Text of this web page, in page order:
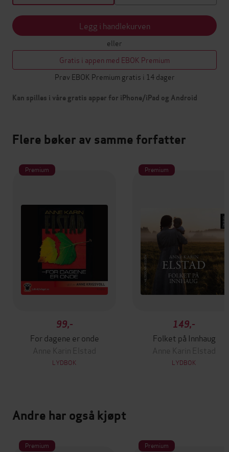
Legg i handlekurven
eller
Gratis i appen med EBOK Premium
Prøv EBOK Premium gratis i 14 dager
Kan spilles i våre gratis apper for iPhone/iPad og Android
Flere bøker av samme forfatter
Premium
99,-
For dagene er onde
Anne Karin Elstad
LYDBOK
Premium
149,-
Folket på Innhaug
Anne Karin Elstad
LYDBOK
Andre har også kjøpt
Premium Premium